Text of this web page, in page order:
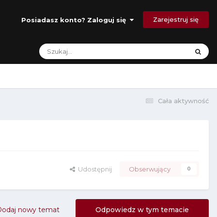
Posiadasz konto? Zaloguj się Zarejestruj się
Cała aktywność
Udostępnij Obserwujący 0
Odpowiedz w tym temacie
nowy temat